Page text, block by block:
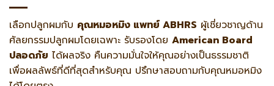
เลือกปลูกผมกับ คุณหมอหมิง แพทย์ ABHRS ผู้เชี่ยวชาญด้าน
ศัลยกรรมปลูกผมโดยเฉพาะ รับรองโดย American Board
ปลอดภัย ได้ผลจริง คืนความมั่นใจให้คุณอย่างเป็นธรรมชาติ
เพื่อผลลัพธ์ที่ดีที่สุดสำหรับคุณ ปรึกษาสอบถามกับคุณหมอหมิง